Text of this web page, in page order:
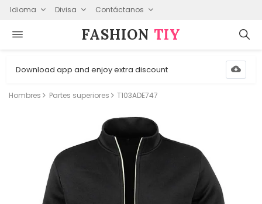
Idioma Divisa Contáctanos
FASHION⁠ TIY
Download app and enjoy extra discount
Hombres Partes superiores T103ADE747